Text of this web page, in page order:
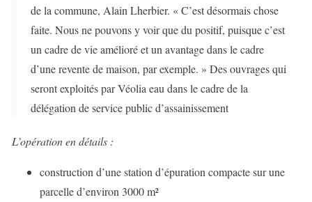
de la commune, Alain Lherbier. « C’est désormais chose
faite. Nous ne pouvons y voir que du positif, puisque c’est
un cadre de vie amélioré et un avantage dans le cadre
d’une revente de maison, par exemple. » Des ouvrages qui
seront exploités par Véolia eau dans le cadre de la
délégation de service public d’assainissement
L’opération en détails :
construction d’une station d’épuration compacte sur une
parcelle d’environ 3000 m²